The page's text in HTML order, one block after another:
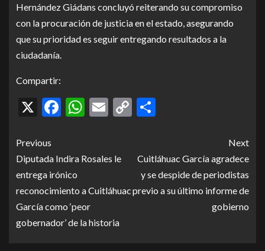
Hernández Giádans concluyó reiterando su compromiso
con la procuración de justicia en el estado, asegurando
que su prioridad es seguir entregando resultados a la
ciudadanía.
Compartir:
X Facebook
WhatsApp
Email
Copy
Previous
Diputada Indira Rosales le
entrega irónico
reconocimiento a Cuitláhuac
García como ‘peor
gobernador’ de la historia
Next
Cuitláhuac García agradece
y se despide de periodistas
previo a su último informe de
gobierno